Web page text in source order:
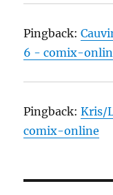
Pingback:
6 - comix-
Pingback:Kris/
comix-online